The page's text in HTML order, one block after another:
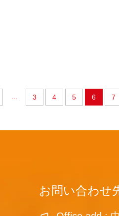
3 4 5 6 7
お問い合わせ